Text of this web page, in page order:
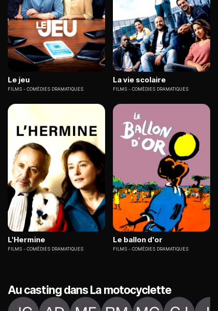
Le jeu
FILMS COMÉDIES DRAMATIQUES
La vie scolaire
FILMS COMÉDIES DRAMATIQUES
L'Hermine
FILMS COMÉDIES DRAMATIQUES
Le ballon d'or
FILMS COMÉDIES DRAMATIQUES
Au casting dans La motocyclette